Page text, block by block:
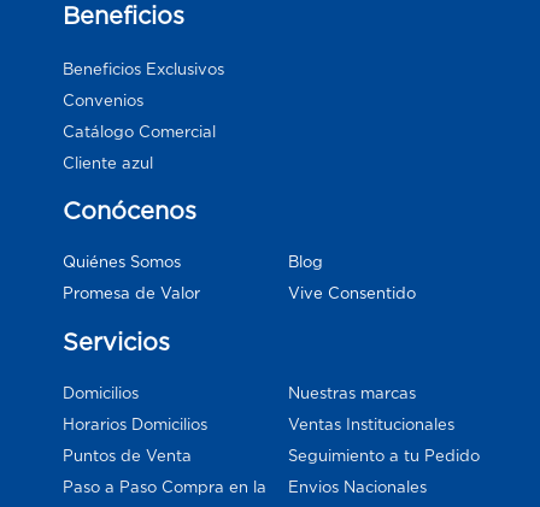
Beneficios
Beneficios Exclusivos
Convenios
Catálogo Comercial
Cliente azul
Conócenos
Quiénes Somos
Promesa de Valor
Blog
Vive Consentido
Servicios
Domicilios
Horarios Domicilios
Puntos de Venta
Paso a Paso Compra en la
Nuestras marcas
Ventas Institucionales
Seguimiento a tu Pedido
Envios Nacionales